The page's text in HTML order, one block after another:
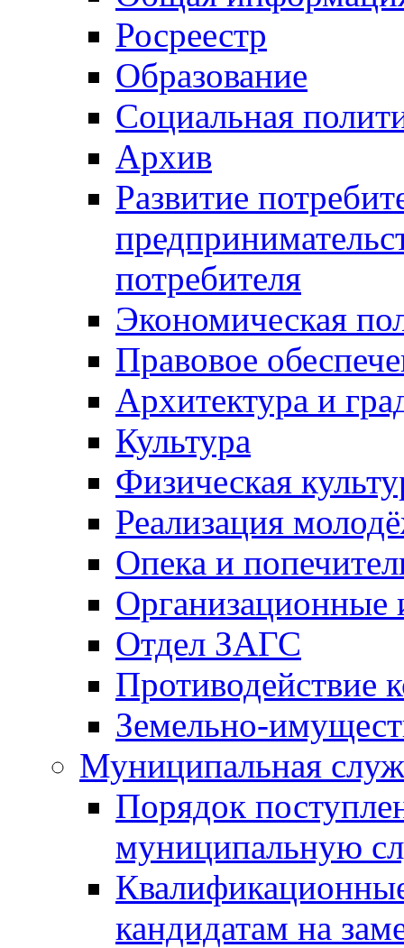
Росреестр
Образование
Социальная
Архив
Развитие
потребителя
Экономическая
Правовое
Архитектура и
Культура
Физическая
Реализация
Опека и
Отдел ЗАГС
Противодействие
Земельно-
Муниципальная
Порядок
муниципальную
кандидатам на